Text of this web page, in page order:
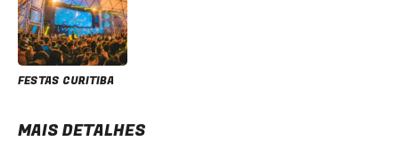
FESTAS CURITIBA
MAIS DETALHES